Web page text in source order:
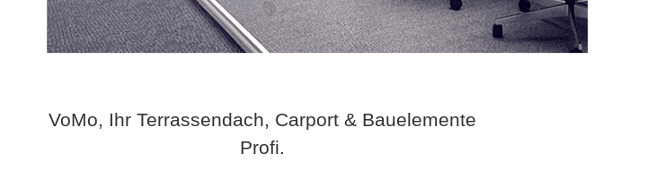
VoMo, Ihr Terrassendach, Carport & Bauelemente
Profi.